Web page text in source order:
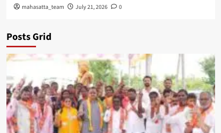
mahasatta_team July 21, 2026 0
Posts Grid